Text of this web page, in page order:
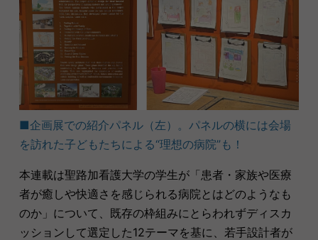
■企画展での紹介パネル（左）。パネルの横には会場
を訪れた子どもたちによる“理想の病院”も！
本連載は聖路加看護大学の学生が「患者・家族や医療
者が癒しや快適さを感じられる病院とはどのようなも
のか」について、既存の枠組みにとらわれずディスカ
ッションして選定した12テーマを基に、若手設計者が